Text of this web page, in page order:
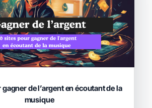
de l’argent en écoutant de la
musique